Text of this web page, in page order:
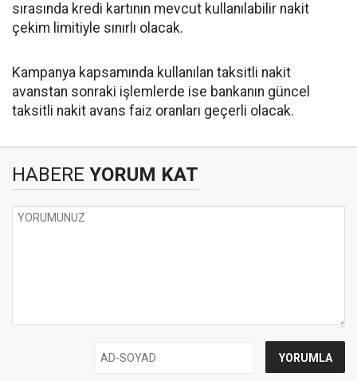
sırasında kredi kartının mevcut kullanılabilir nakit
çekim limitiyle sınırlı olacak.
Kampanya kapsamında kullanılan taksitli nakit
avanstan sonraki işlemlerde ise bankanın güncel
taksitli nakit avans faiz oranları geçerli olacak.
HABERE YORUM KAT